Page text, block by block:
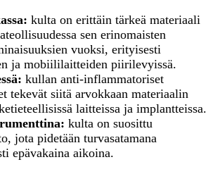
kulta on erittäin tärkeä materiaali
sen erinomaisten
vuoksi, erityisesti
ja mobiililaitteiden piirilevyissä.
kullan anti-inflammatoriset
tekevät siitä arvokkaan materiaalin
laitteissa ja implantteissa.
kulta on suosittu
jota pidetään turvasatamana
epävakaina aikoina.